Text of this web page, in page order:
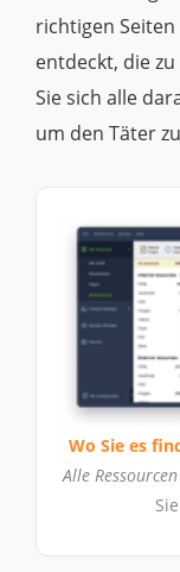
richtigen Seiten
entdeckt, die
Sie sich alle
um den Täter
Wo Sie es
Alle Ressourcen